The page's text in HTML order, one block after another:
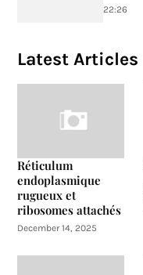
22:26
Latest Articles
Réticulum
endoplasmique
rugueux et
ribosomes attachés
December 14, 2025